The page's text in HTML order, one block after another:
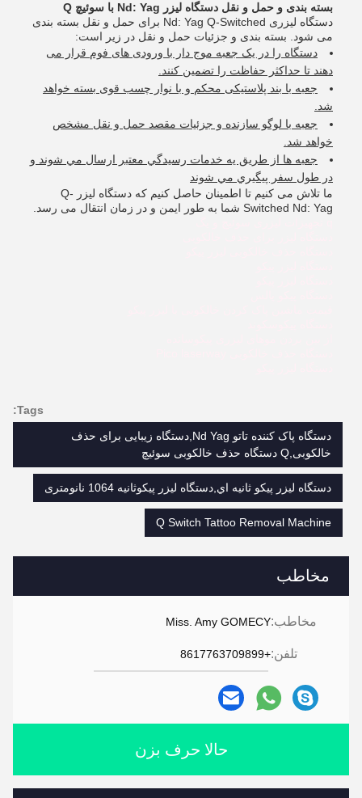
مخاطب
مخاطب:Miss. Amy GOMECY
تلفن:+8617763709899
حالا حرف بزن
بسته بندی و حمل و نقل دستگاه لیزر Nd: Yag با سوئیچ Q
دستگاه لیزری Nd: Yag Q-Switched برای حمل و نقل بسته بندی
می شود. بسته بندی و جزئیات حمل و نقل در زیر است:
دستگاه را در یک جعبه موج دار با ورودی های فوم قرار می
دهند تا حداکثر حفاظت را تضمین کنند.
جعبه با بند پلاستیکی محکم و با نوار چسب قوی بسته خواهد
شد.
جعبه با لوگو سازنده و جزئیات مقصد حمل و نقل مشخص
خواهد شد.
جعبه ها از طريق يه خدمات رسيدگي معتبر ارسال مي شوند و
در طول سفر پيگيري مي شوند
ما تلاش می کنیم تا اطمینان حاصل کنیم که دستگاه لیزر Q-
Switched Nd: Yag شما به طور ایمن و در زمان انتقال می رسد.
Tags:
دستگاه پاک کننده تاتو Nd Yag,دستگاه زیبایی برای حذف
خالکوبی,Q دستگاه حذف خالکوبی سوئیچ
دستگاه ليزر پيکو ثانيه اي,دستگاه لیزر پیکوثانیه 1064 نانومتری
Q Switch Tattoo Removal Machine